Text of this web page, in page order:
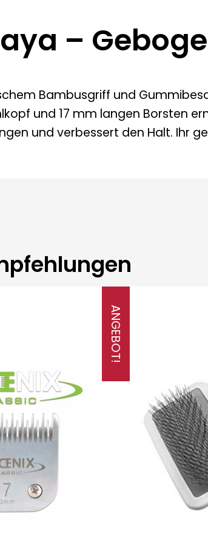
–
Bambusgriff und
und 17 mm langen Borsten
und verbessert den Halt. Ihr
ANGEBOT!